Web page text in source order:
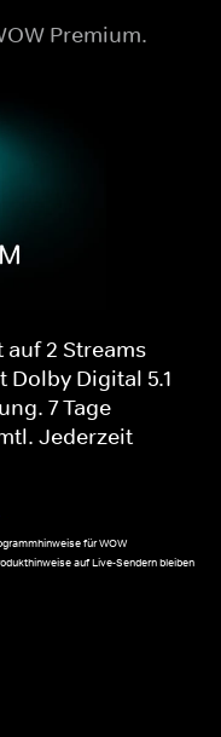
Premium.
2 Streams
Digital 5.1
7 Tage
Jederzeit
für WOW
auf Live-Sendern bleiben